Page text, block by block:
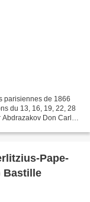
parisiennes de 1866
du 13, 16, 19, 22, 28
Don Carlos
Pape-
Bastille